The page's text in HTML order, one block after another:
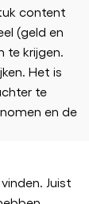
content
(geld en
te krijgen.
Het is
te
en de
Juist